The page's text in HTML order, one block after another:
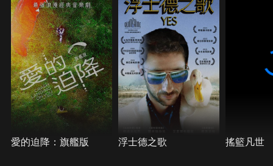
變了…。
愛的迫降：旗艦版 浮士德之歌 搖籃凡世